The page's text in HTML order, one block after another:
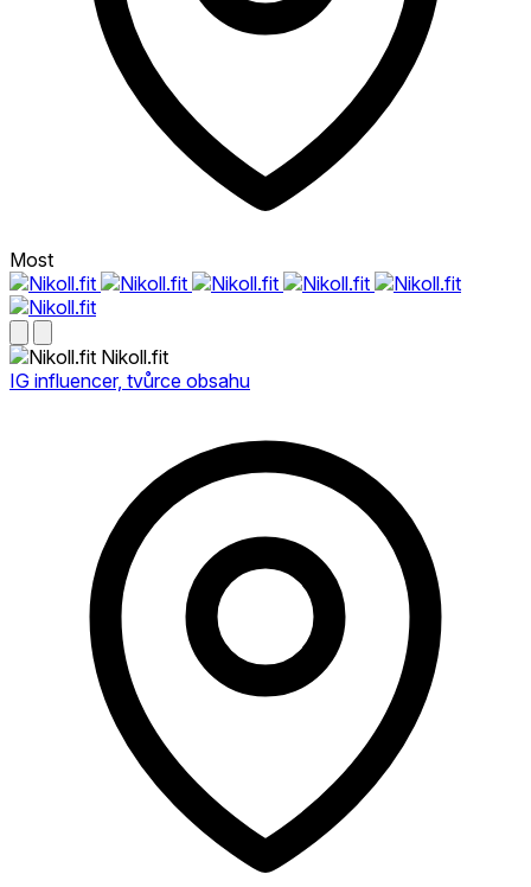
Most
Nikoll.fit
IG influencer, tvůrce obsahu